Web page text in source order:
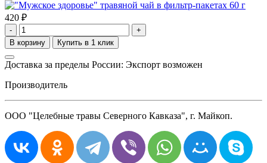
420 ₽
- +
Доставка за пределы России: Экспорт возможен
Производитель
ООО "Целебные травы Северного Кавказа", г. Майкоп.